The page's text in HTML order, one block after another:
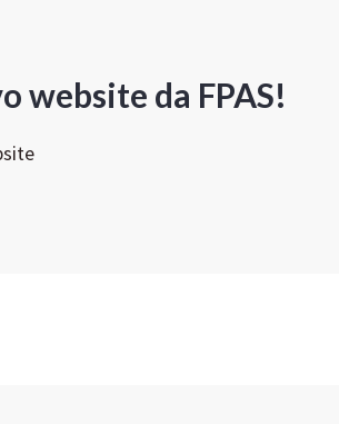
website da FPAS!